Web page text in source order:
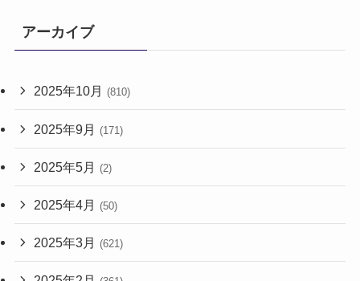
アーカイブ
2025年10月 (810)
2025年9月 (171)
2025年5月 (2)
2025年4月 (50)
2025年3月 (621)